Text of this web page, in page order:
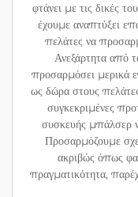
φτάνει με τις δικές
έχουμε αναπτύξει
πελάτες να
Ανεξάρτητα από
προσαρμόσει μερικά
ως δώρα στους
συγκεκριμένες
συσκευής μπάλσερ
Προσαρμόζουμε
ακριβώς όπως
πραγματικότητα,